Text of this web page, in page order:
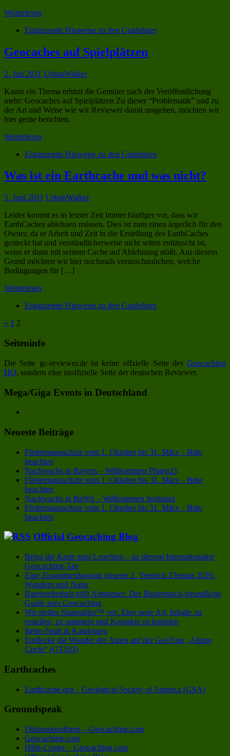
Weiterlesen
Ergänzende Hinweise zu den Guidelines
Geocaches auf Spielplätzen
2. Juli 2011 UrbanWalker
Kaum ein Thema erhitzt die Gemüter nach der Veröffentlichung
mehr: Geocaches auf Spielplätzen Zu dieser “Problematik” und zu
der Art und Weise wie wir Reviewer damit umgehen, möchten wir
hier gerne berichten.
Weiterlesen
Ergänzende Hinweise zu den Guidelines
Was ist ein Earthcache und was nicht?
5. Juni 2011 UrbanWalker
Leider kommt es in letzter Zeit immer häufiger vor, dass wir
EarthCaches ablehnen müssen. Dies ist zum einen ärgerlich für den
Owner, da er Arbeit und Zeit in die Erstellung des EarthCaches
gesteckt hat und verständlicherweise nicht selten enttäuscht ist,
wenn er dann mit seinem Cache auf Ablehnung stößt. Aus diesem
Grund möchten wir hier nochmals veranschaulichen, welche
Bedingungen für […]
Weiterlesen
Ergänzende Hinweise zu den Guidelines
« 1 2
Seiteninfo
Die Seite gc-reviewer.de ist keine offzielle Seite des Geocaching
HQ, sondern eine inoffizielle Seite der deutschen Reviewer.
Mega/Giga Events in Deutschland
Neueste Beiträge
Fledermausschutz vom 1. Oktober bis 31. März – Bitte
beachten
Nachwuchs in Bayern – Willkommen Plateo23
Fledermausschutz vom 1. Oktober bis 31. März – Bitte
beachten
Nachwuchs in BaWü – Willkommen hortulani
Fledermausschutz vom 1. Oktober bis 31. März – Bitte
beachten
Official Geocaching Blog
Bring die Karte zum Leuchten – an diesem Internationalen
Geocaching-Tag
Eine Zusammenfassung unseres 2. Versteck-Themas 2026:
Wandern und Natur
Barrierefreiheit trifft Abenteuer: Der Birkenstock-freundliche
Guide zum Geocaching
Wir stellen Shareables™ vor: Eine neue Art, Inhalte zu
erstellen, zu sammeln und Kontakte zu knüpfen
Retro-Spaß in Katalonien
Entdecke die Wunder der Alpen auf der GeoTour „Alpine
Circle“ (GT503)
Earthcaches
Earthcache.org – Geological Society of America (GSA)
Groundspeak
Diskussionsforen – Geocaching.com
Geocaching.com
Hilfe-Center – Geocaching.com